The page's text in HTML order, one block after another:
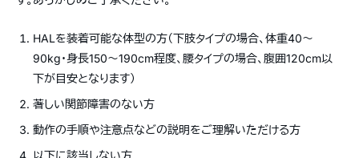
HALを装着可能な体型の方（下肢タイプの場合、体重40〜
90kg・身長150〜190cm程度、腰タイプの場合、腹囲120cm以
下が目安となります）
著しい関節障害のない方
動作の手順や注意点などの説明をご理解いただける方
以下に該当しない方